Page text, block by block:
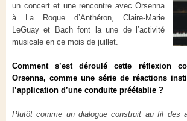
un concert et une rencontre avec Orsenna
à La Roque d’Anthéron, Claire-Marie
LeGuay et Bach font la une de l’activité
musicale en ce mois de juillet.
Comment s’est déroulé cette réflexion
Orsenna, comme une série de réactions
l’application d’une conduite préétablie ?
Plutôt comme un dialogue construit au fil des